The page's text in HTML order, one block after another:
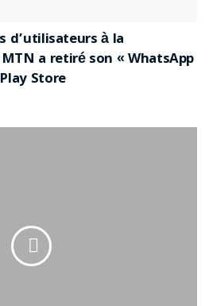
d’utilisateurs à la
a retiré son « WhatsApp
Store